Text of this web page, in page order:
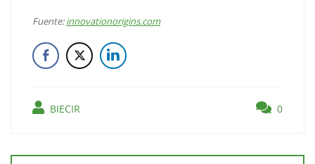
Fuente:innovationorigins.com
BIECIR 0